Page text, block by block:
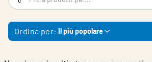
Strumenti
Contatti
Ordina per: Il più popolare